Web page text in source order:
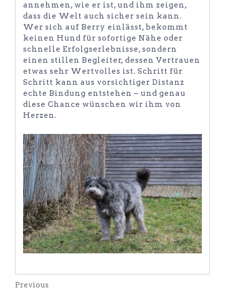
annehmen, wie er ist, und ihm zeigen,
dass die Welt auch sicher sein kann.
Wer sich auf Berry einlässt, bekommt
keinen Hund für sofortige Nähe oder
schnelle Erfolgserlebnisse, sondern
einen stillen Begleiter, dessen Vertrauen
etwas sehr Wertvolles ist. Schritt für
Schritt kann aus vorsichtiger Distanz
echte Bindung entstehen – und genau
diese Chance wünschen wir ihm von
Herzen.
Beitragsnavigation
Previous
Previous